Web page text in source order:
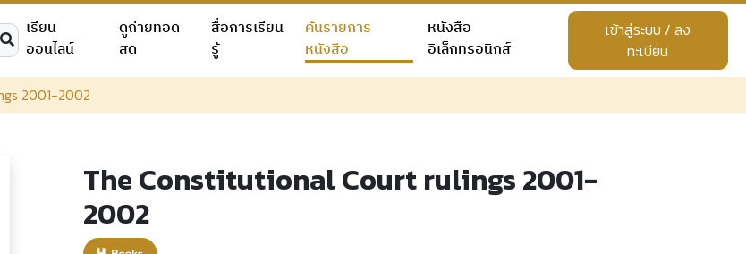
เรียน
ออนไลน์
ดูถ่ายทอด
สด
สื่อการเรียน
รู้
ค้นรายการ
หนังสือ
หนังสือ
อิเล็กทรอนิกส์
เข้าสู่ระบบ / ลง
ทะเบียน
2001-2002
The Constitutional Court rulings 2001-
2002